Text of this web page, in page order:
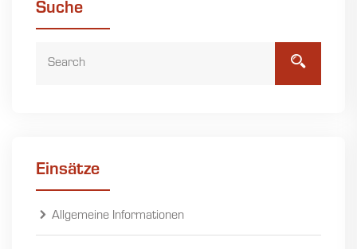
Suche
Einsätze
Allgemeine Informationen